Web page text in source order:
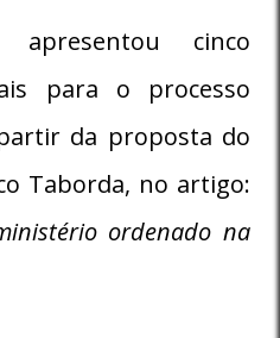
apresentou cinco
para o processo
da proposta do
Taborda, no artigo:
ordenado na